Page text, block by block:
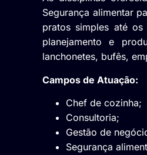
Segurança alimentar
pratos simples até
planejamento e
lanchonetes, bufês,
Campos de Atuação:
Chef de cozinha;
Consultoria;
Gestão de
Segurança